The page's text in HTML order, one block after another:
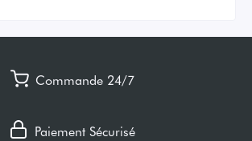
Commande 24/7
Paiement Sécurisé